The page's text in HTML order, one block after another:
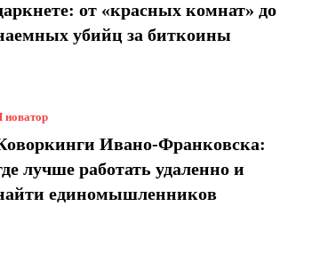
от «красных комнат» до
убийц за биткоины
новатор
Ивано-Франковска:
лучше работать удаленно и
единомышленников